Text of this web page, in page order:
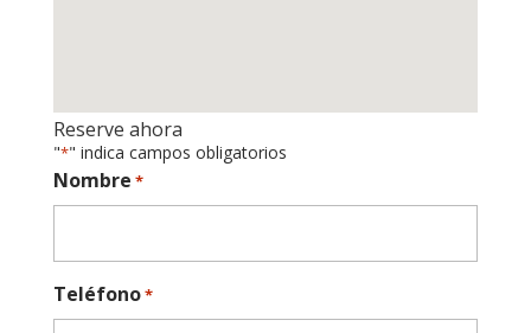
Reserve ahora
"*" indica campos obligatorios
Nombre *
Teléfono*